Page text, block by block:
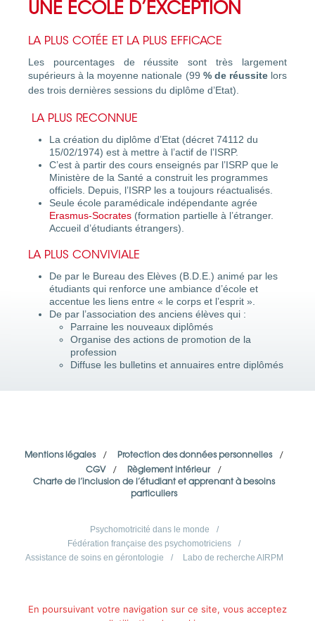
UNE ÉCOLE D’EXCEPTION
LA PLUS COTÉE ET LA PLUS EFFICACE
Les pourcentages de réussite sont très largement
supérieurs à la moyenne nationale (99 % de réussitelors
des trois dernières sessions du diplôme d’Etat).
LA PLUS RECONNUE
La création du diplôme d’Etat (décret 74112 du
15/02/1974) est à mettre à l’actif de l’ISRP.
C’est à partir des cours enseignés par l’ISRP que le
Ministère de la Santé a construit les programmes
officiels. Depuis, l’ISRP les a toujours réactualisés.
Seule école paramédicale indépendante agrée
Erasmus-Socrates (formation partielle à l’étranger.
Accueil d’étudiants étrangers).
LA PLUS CONVIVIALE
De par le Bureau des Elèves (B.D.E.) animé par les
étudiants qui renforce une ambiance d’école et
accentue les liens entre « le corps et l’esprit ».
De par l’association des anciens élèves qui :
Parraine les nouveaux diplômés
Organise des actions de promotion de la
profession
Diffuse les bulletins et annuaires entre diplômés
Mentions légales / Protection des données personnelles
/
CGV
/ Règlement intérieur
/
Charte de l’inclusion de l’étudiant et apprenant à besoins
particuliers
Psychomotricité dans le monde
/
Fédération française des psychomotriciens
/
Assistance de soins en gérontologie
/ Labo de recherche AIRPM
En poursuivant votre navigation sur ce site, vous acceptez